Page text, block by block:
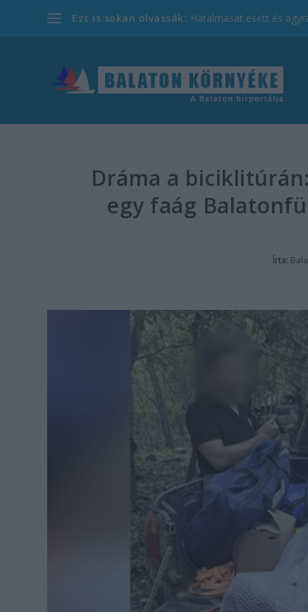
Ezt is sokan olvassák: Hatalmasat esett és
Dráma a
egy faág
Írta: